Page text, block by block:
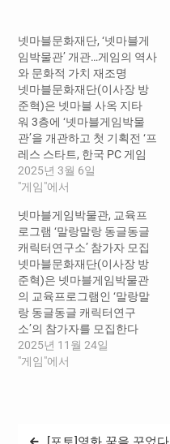
넷마블문화재단, ‘넷마블게
임박물관’ 개관…게임의 역사
와 문화적 가치 재조명
넷마블문화재단(이사장 방
준혁)은 넷마블 사옥 지타
워 3층에 ‘넷마블게임박물
관’을 개관하고 첫 기획전 ‘프
레스 스타트, 한국 PC 게임
스테이지’를 선보인다고 5일
밝혔다. ‘넷마블게임박물
치를 확산하고 세계 게임의
역사와 가치를 재정립해 게
임산업 및 문화를 재조명하
기 위해 개관됐다. 국내외 게
임 관련 소장품들을 감상할
수 있는 ‘전시 공간’이자 다양
한 자료들을 열람할 수 있
는 ‘학습 공간’, 추억의 게임
을 체험할 수 있는 ‘놀이 공
간’으로 어른들에게는 추억
2025년 3월 6일
"게임"에서
넷마블게임박물관, 교육프
로그램 ‘말랑말랑 동글동글
캐릭터연구소’ 참가자 모집
넷마블문화재단(이사장 방
준혁)은 넷마블게임박물관
의 교육프로그램인 ‘말랑말
랑 동글동글 캐릭터연구
소’의 참가자를 모집한다
고 24일 밝혔다. ‘말랑말랑
동글동글 캐릭터연구소’는
2025년 11월 24일
"게임"에서
글